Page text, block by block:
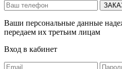
Ваши персональные данные
передаем их третьим лицам
Вход в кабинет